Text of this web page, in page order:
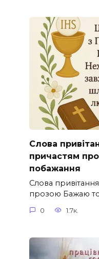
Слова
причастям
побажання
Слова
прозою Бажаю
0 1.7к.